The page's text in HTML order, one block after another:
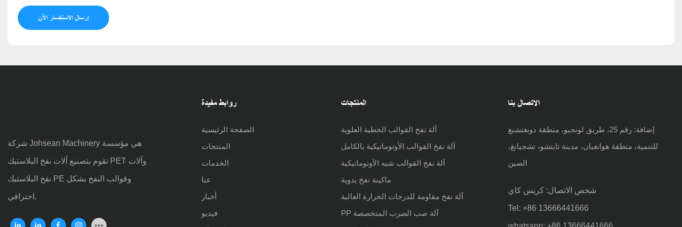
إرسال الاستفسار الآن
شركة Johsean Machinery هي مؤسسة
تقوم بتصنيع آلات نفخ البلاستيك PET وآلات
نفخ البلاستيك PE وقوالب النفخ بشكل
احترافي.
روابط مفيدة
الصفحة الرئيسية
المنتجات
الخدمات
عنا
أخبار
فيديو
المنتجات
آلة نفخ القوالب الخطية العلوية
آلة نفخ القوالب الأوتوماتيكية بالكامل
آلة نفخ القوالب شبه الأوتوماتيكية
ماكينة نفخ يدوية
آلة نفخ مقاومة للدرجات الحرارة العالية
PP آلة صب الضرب المتخصصة
الاتصال بنا
إضافة:
رقم 25، طريق لونجبو، منطقة دونغتشنغ
للتنمية، منطقة هوانغيان، مدينة تايتشو، تشجيانغ،
الصين
شخص الاتصال: كريس كاي
Tel: +86 13666441666